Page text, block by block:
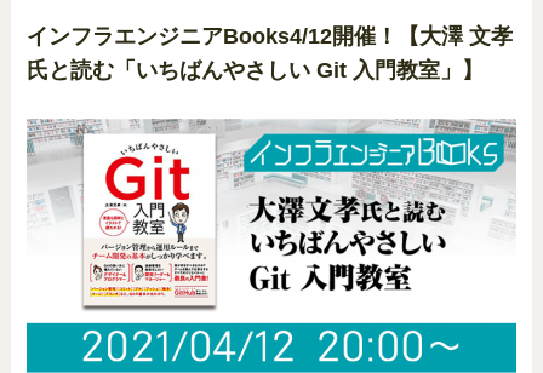
インフラエンジニアBooks4/12開催！【大澤 文孝
氏と読む「いちばんやさしい Git 入門教室」】